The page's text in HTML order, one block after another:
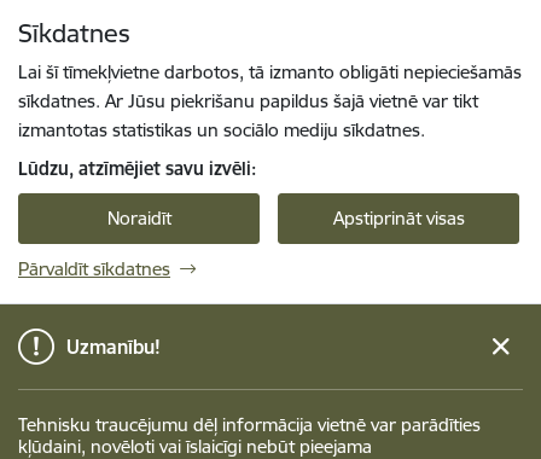
Sīkdatnes
Lai šī tīmekļvietne darbotos, tā izmanto obligāti nepieciešamās
sīkdatnes. Ar Jūsu piekrišanu papildus šajā vietnē var tikt
izmantotas statistikas un sociālo mediju sīkdatnes.
Lūdzu, atzīmējiet savu izvēli:
Noraidīt Apstiprināt visas
Pārvaldīt sīkdatnes
Uzmanību!
Tehnisku traucējumu dēļ informācija vietnē var parādīties
kļūdaini, novēloti vai īslaicīgi nebūt pieejama